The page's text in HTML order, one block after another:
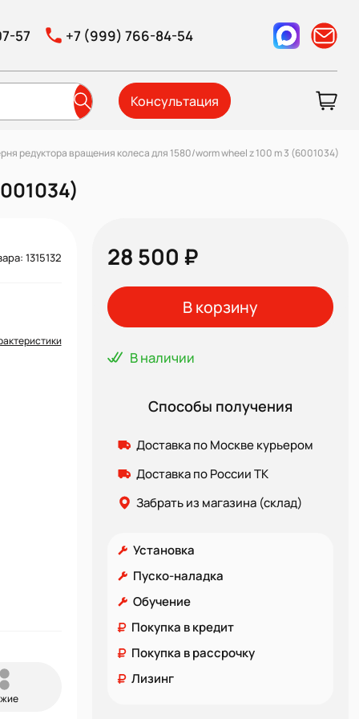
57 +7 (999) 766-84-54
Консультация
редуктора вращения колеса для 1580/worm wheel z 100 m 3 (6001034)
1315132 28 500 ₽
В корзину
В наличии
Способы получения
Доставка по Москве курьером
Доставка по России ТК
Забрать из магазина (склад)
Установка
Пуско-наладка
Обучение
Покупка в кредит
Покупка в рассрочку
Лизинг